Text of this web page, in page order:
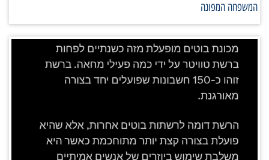
המשפחה המפונה